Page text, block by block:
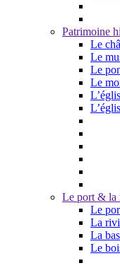
Patrimoine
Le
Le
Le
Le
Le port & la
Le
La
La
Le